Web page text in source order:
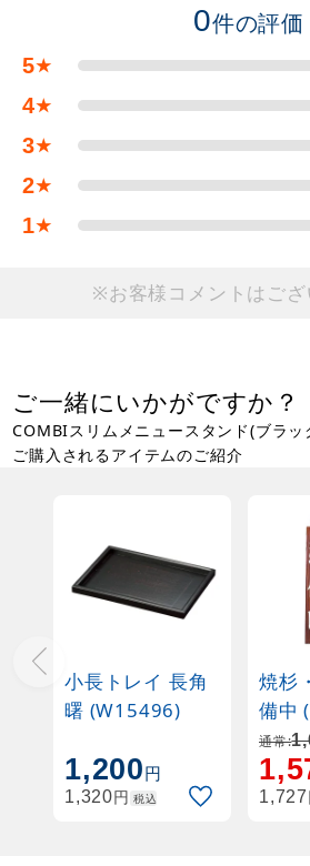
0件の評価
5★
4★
3★
2★
1★
※お客様コメントはござ
ご一緒にいかがですか？
COMBIスリムメニュースタンド(ブラ
ご購入されるアイテムのご紹介
小長トレイ 長角
曙 (W15496)
1,200円
1,320円 税込
焼杉
通常:
1,727